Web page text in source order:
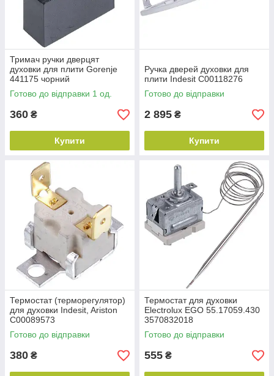
Тримач ручки дверцят
духовки для плити Gorenje
441175 чорний
Готово до відправки 1 од.
360 ₴
Купити
Ручка дверей духовки для
плити Indesit C00118276
Готово до відправки
2 895 ₴
Купити
Термостат (терморегулятор)
для духовки Indesit, Ariston
C00089573
Готово до відправки
380 ₴
Термостат для духовки
Electrolux EGO 55.17059.430
3570832018
Готово до відправки
555 ₴